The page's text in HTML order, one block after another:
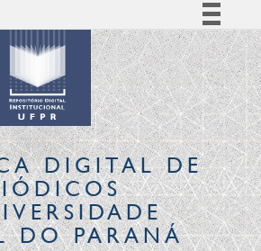
Simplifique!
Comunica BR
Participe
Acesso à informação
Legislação
Canais
DIGITALDE
DO PARANÁ